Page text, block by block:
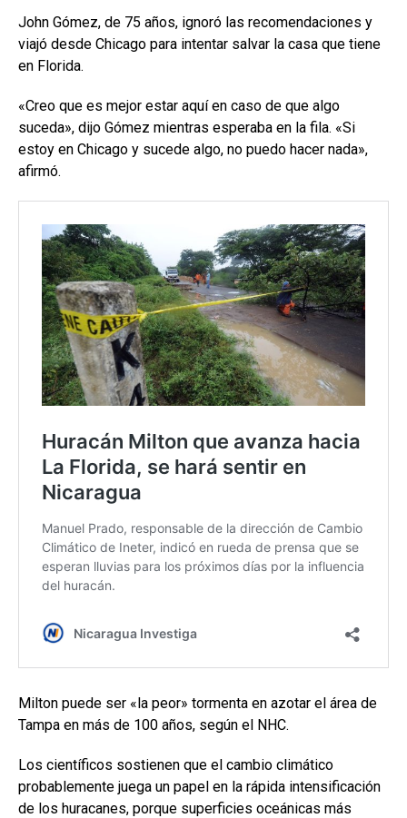
John Gómez, de 75 años, ignoró las recomendaciones y
viajó desde Chicago para intentar salvar la casa que tiene
en Florida.
«Creo que es mejor estar aquí en caso de que algo
suceda», dijo Gómez mientras esperaba en la fila. «Si
estoy en Chicago y sucede algo, no puedo hacer nada»,
afirmó.
Milton puede ser «la peor» tormenta en azotar el área de
Tampa en más de 100 años, según el NHC.
Los científicos sostienen que el cambio climático
probablemente juega un papel en la rápida intensificación
de los huracanes, porque superficies oceánicas más